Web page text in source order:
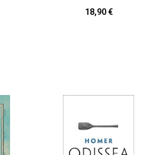
18,90 €